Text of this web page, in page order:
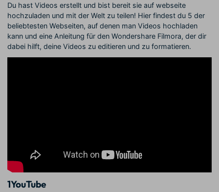
Creator
Monetarisierungs-
Programm
Freunde-werben-
Programm
Kunden-Geschichten
Erfahren Sie, wie unsere
Kunden Erfolg haben
Affiliate-Programm
Schalten Sie Partnerschaften
auf Unternehmensebene frei
Du hast Videos erstellt und bist bereit sie auf webseite
hochzuladen und mit der Welt zu teilen! Hier findest du 5 der
beliebtesten Webseiten, auf denen man Videos hochladen
kann und eine Anleitung für den Wondershare Filmora, der dir
dabei hilft, deine Videos zu editieren und zu formatieren.
1YouTube